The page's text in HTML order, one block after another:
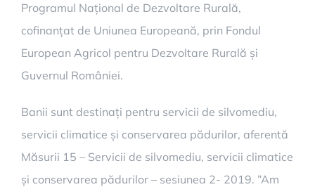
Programul Național de Dezvoltare Rurală,
cofinanțat de Uniunea Europeană, prin Fondul
European Agricol pentru Dezvoltare Rurală și
Guvernul României.
Banii sunt destinați pentru servicii de silvomediu,
servicii climatice și conservarea pădurilor, aferentă
Măsurii 15 – Servicii de silvomediu, servicii climatice
și conservarea pădurilor – sesiunea 2- 2019. ”Am